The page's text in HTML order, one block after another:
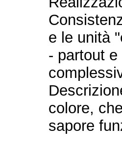
e le unità
- partout
colore,
sapore